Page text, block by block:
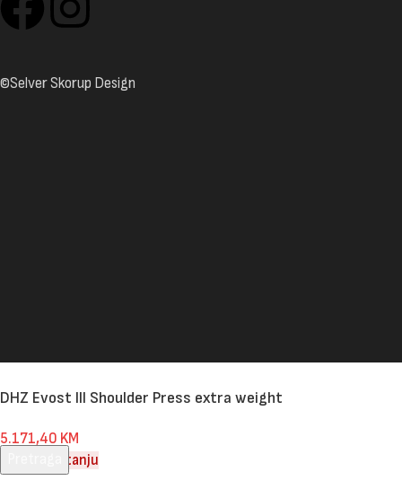
©Selver Skorup Design
DHZ Evost III Shoulder Press extra weight
5.171,40 KM
Nema na stanju